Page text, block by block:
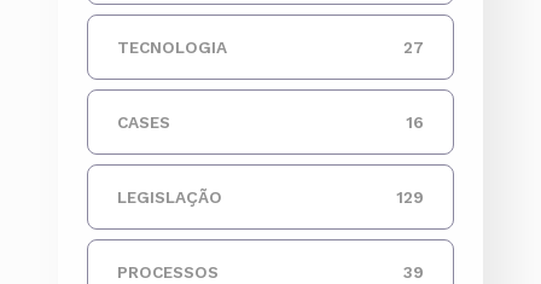
TECNOLOGIA 27
CASES 16
LEGISLAÇÃO 129
PROCESSOS 39